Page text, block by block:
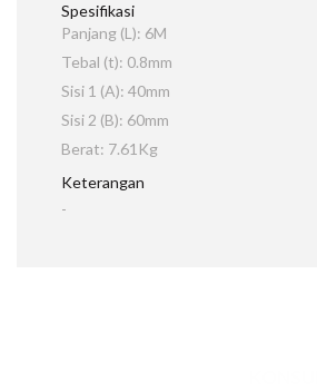
Spesifikasi
Panjang (L): 6M
Tebal (t): 0.8mm
Sisi 1 (A): 40mm
Sisi 2 (B): 60mm
Berat: 7.61Kg
Keterangan
-